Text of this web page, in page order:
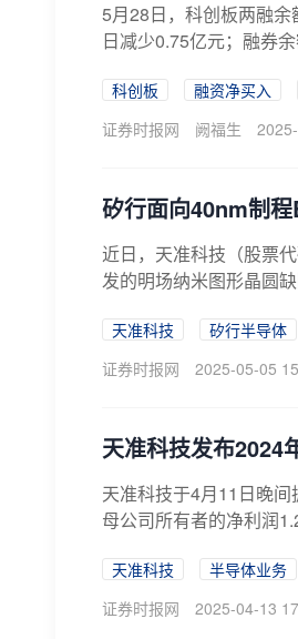
5月28日，科创板两融
日减少0.75亿元；融券
科创板 融资净买入
证券时报网
阙福生
矽行面向40nm制
近日，天准科技（股票
发的明场纳米图形晶圆
天准科技 矽行半导体
证券时报网
2025-05-05
天准科技发布2024
天准科技于4月11日晚
母公司所有者的净利润
天准科技 半导体业务
证券时报网
2025-04-13